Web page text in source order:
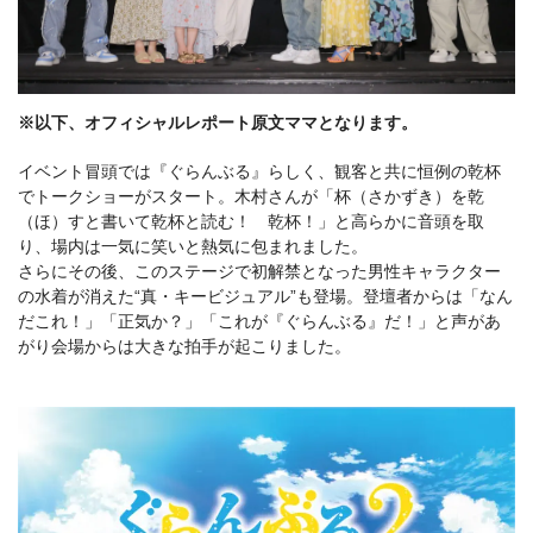
※以下、オフィシャルレポート原文ママとなります。
イベント冒頭では『ぐらんぶる』らしく、観客と共に恒例の乾杯
でトークショーがスタート。木村さんが「杯（さかずき）を乾
（ほ）すと書いて乾杯と読む！ 乾杯！」と高らかに音頭を取
り、場内は一気に笑いと熱気に包まれました。
さらにその後、このステージで初解禁となった男性キャラクター
の水着が消えた“真・キービジュアル”も登場。登壇者からは「なん
だこれ！」「正気か？」「これが『ぐらんぶる』だ！」と声があ
がり会場からは大きな拍手が起こりました。